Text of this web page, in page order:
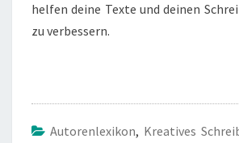
helfen deine Texte und deinen
zu verbessern.
Autorenlexikon, Kreatives